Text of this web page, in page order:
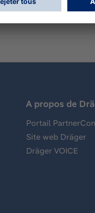
A propos de
Portail
Site web Dräger
Dräger VOICE